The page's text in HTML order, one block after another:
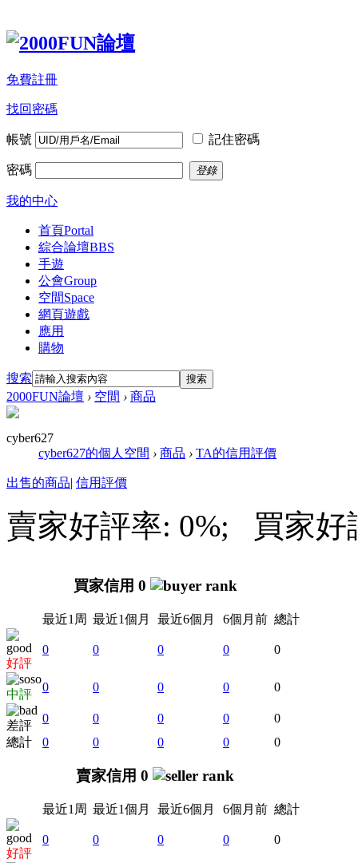
免費註冊
找回密碼
帳號 記住密碼
密碼 登錄
我的中心
首頁Portal
綜合論壇BBS
手遊
公會Group
空間Space
網頁遊戲
應用
購物
搜索 搜索
2000FUN論壇 › 空間 › 商品
cyber627
cyber627的個人空間 › 商品 › TA的信用評價
出售的商品| 信用評價
賣家好評率: 0%; 買家好
買家信用 0
最近1周 最近1個月 最近6個月 6個月前 總計
好評
0 0 0 0 0
中評
0 0 0 0 0
差評
0 0 0 0
0
總計
0 0 0 0 0
賣家信用 0
最近1周 最近1個月 最近6個月 6個月前 總計
好評
0 0 0 0 0